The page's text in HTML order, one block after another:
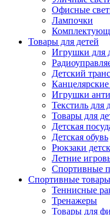
Офисные
Лампочки
Товары для детей
Игрушки для
Детский
Игрушки
Текстиль для
Товары для
Детская
Детская обувь
Рюкзаки
Летние
Спортивные
Спортивные товары
Теннисные
Тренажеры
Товары для